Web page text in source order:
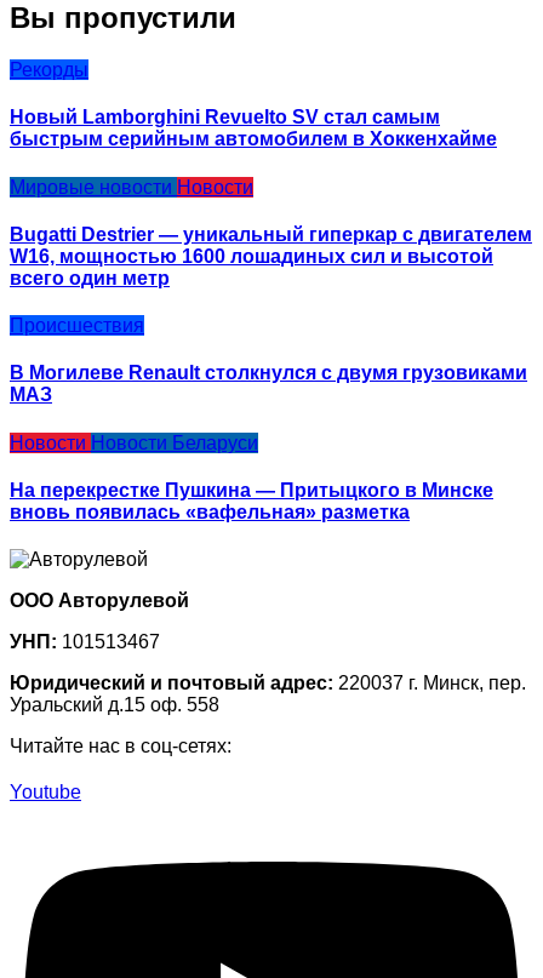
Вы пропустили
Рекорды
Новый Lamborghini Revuelto SV стал самым
быстрым серийным автомобилем в Хоккенхайме
Мировые новости Новости
Bugatti Destrier — уникальный гиперкар с двигателем
W16, мощностью 1600 лошадиных сил и высотой
всего один метр
Происшествия
В Могилеве Renault столкнулся с двумя грузовиками
МАЗ
Новости Новости Беларуси
На перекрестке Пушкина — Притыцкого в Минске
вновь появилась «вафельная» разметка
ООО Авторулевой
УНП: 101513467
Юридический и почтовый адрес: 220037 г. Минск, пер.
Уральский д.15 оф. 558
Читайте нас в соц-сетях:
Youtube